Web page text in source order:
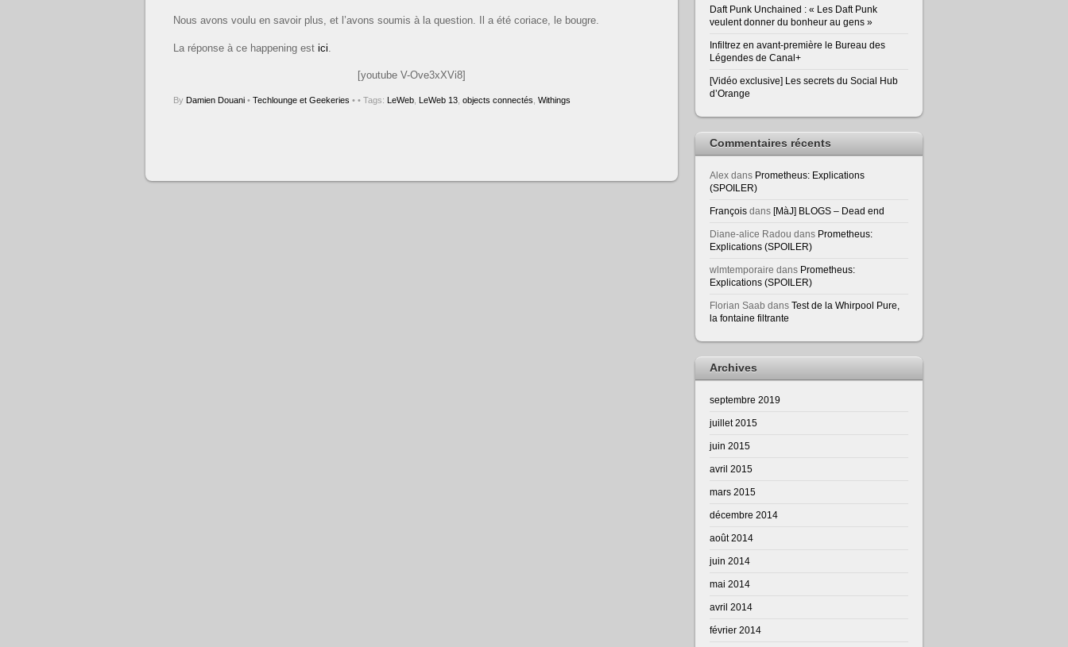
Nous avons voulu en savoir plus, et l’avons soumis à la question. Il a été coriace, le bougre.
La réponse à ce happening est ici
[youtube V-Ove3xXVi8]
By Damien Douani • Techlounge et Geekeries • • Tags: LeWeb LeWeb 13 objects connectés Withings
Daft Punk Unchained : « Les Daft Punk
veulent donner du bonheur au gens »
Infiltrez en avant-première le Bureau des
Légendes de Canal+
[Vidéo exclusive] Les secrets du Social Hub
d’Orange
Commentaires récents
Alex dans Prometheus: Explications
(SPOILER)
François dans [MàJ] BLOGS – Dead end
Diane-alice Radou dans Prometheus:
Explications (SPOILER)
wlmtemporaire dans Prometheus:
Explications (SPOILER)
Florian Saab dans Test de la Whirpool Pure,
la fontaine filtrante
Archives
septembre 2019
juillet 2015
juin 2015
avril 2015
mars 2015
décembre 2014
août 2014
juin 2014
mai 2014
avril 2014
février 2014